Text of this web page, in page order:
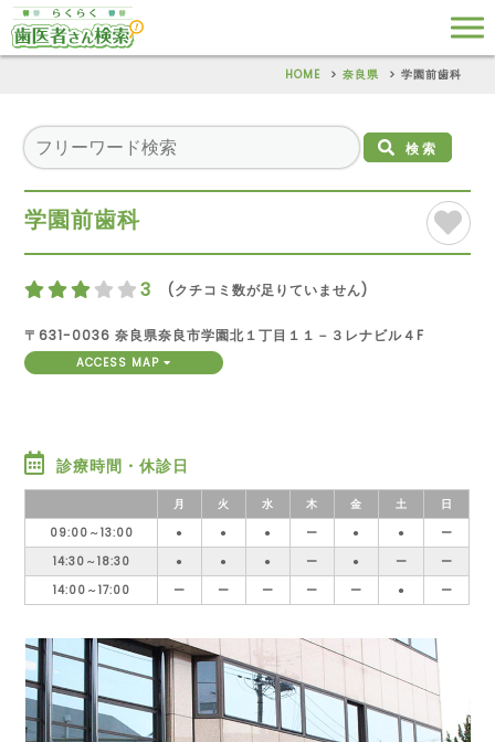
HOME 奈良県 学園前歯科
検索
学園前歯科
3 (クチコミ数が足りていません)
〒631-0036 奈良県奈良市学園北１丁目１１－３レナビル４F
ACCESS MAP
診療時間・休診日
月 火 水 木 金 土
日
09:00～13:00
● ● ● ー ● ●
ー
14:30～18:30
● ● ● ー ● ー
ー
14:00～17:00
ー ー ー ー ー ● ー